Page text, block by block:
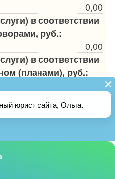
0,00
в соответствии
руб.:
0,00
в соответствии
(планами), руб.:
элемента (системы):